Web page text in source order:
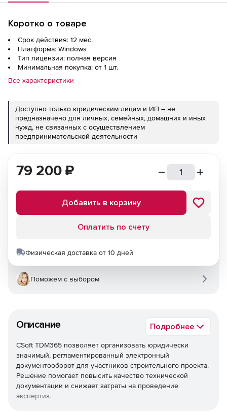
Коротко о товаре
Срок действия: 12 мес.
Платформа: Windows
Тип лицензии: полная версия
Минимальная покупка: от 1 шт.
Все характеристики
Доступно только юридическим лицам и ИП – не
предназначено для личных, семейных, домашних и иных
нужд, не связанных с осуществлением
предпринимательской деятельности
Описание Подробнее
CSoft TDM365 позволяет организовать юридически
значимый, регламентированный электронный
документооборот для участников строительного проекта.
Решение помогает повысить качество технической
документации и снижает затраты на проведение
экспертиз.
79 200 ₽
Добавить в корзину
Оплатить по счету
Физическая доставка от 10 дней
Поможем с выбором